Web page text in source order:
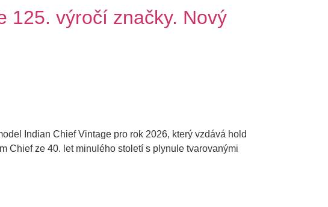
125. výročí značky. Nový
Indian Chief Vintage pro rok 2026, který vzdává hold
Chief ze 40. let minulého století s plynule tvarovanými